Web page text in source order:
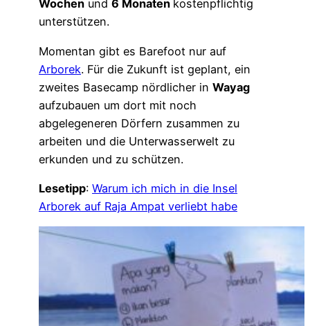
Wochen und 6 Monaten kostenpflichtig
unterstützen.
Momentan gibt es Barefoot nur auf
Arborek. Für die Zukunft ist geplant, ein
zweites Basecamp nördlicher in Wayag
aufzubauen um dort mit noch
abgelegeneren Dörfern zusammen zu
arbeiten und die Unterwasserwelt zu
erkunden und zu schützen.
Lesetipp: Warum ich mich in die Insel
Arborek auf Raja Ampat verliebt habe